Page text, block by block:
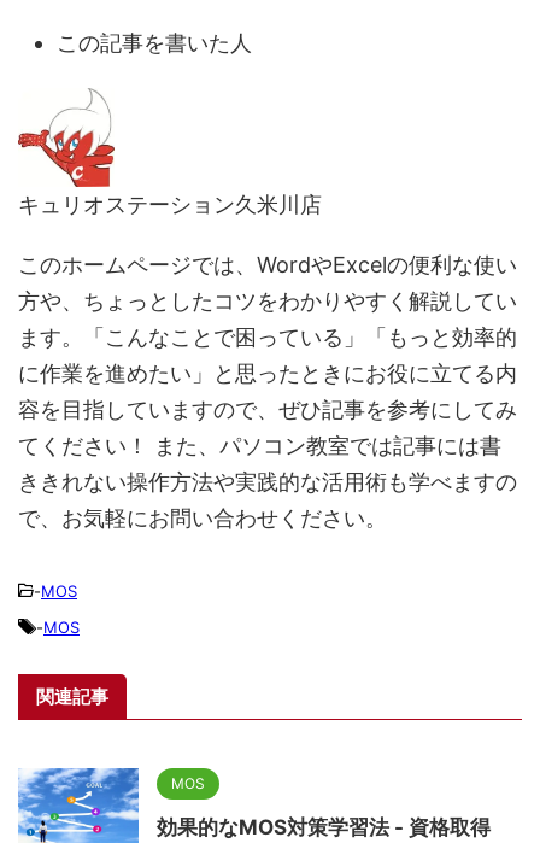
この記事を書いた人
キュリオステーション久米川店
このホームページでは、WordやExcelの便利な使い
方や、ちょっとしたコツをわかりやすく解説してい
ます。「こんなことで困っている」「もっと効率的
に作業を進めたい」と思ったときにお役に立てる内
容を目指していますので、ぜひ記事を参考にしてみ
てください！ また、パソコン教室では記事には書
ききれない操作方法や実践的な活用術も学べますの
で、お気軽にお問い合わせください。
-MOS
-MOS
関連記事
MOS
効果的なMOS対策学習法 - 資格取得